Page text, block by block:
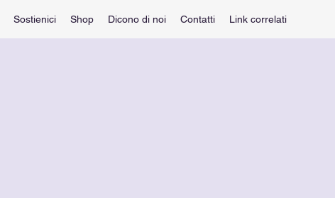
Sostienici Shop Dicono di noi Contatti Link correlati